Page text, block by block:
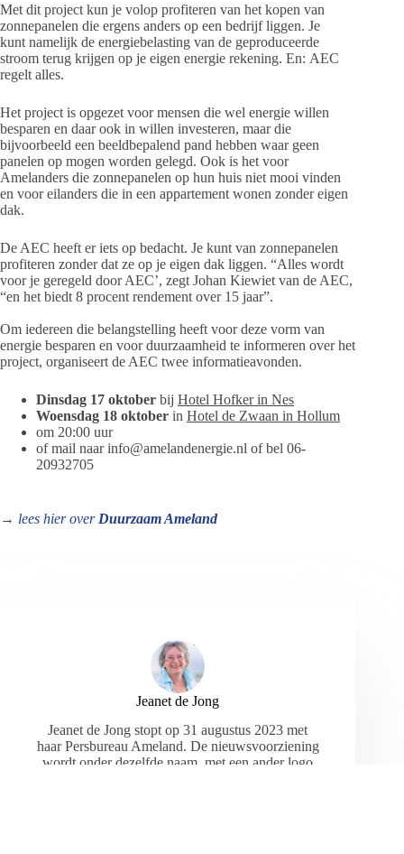
Met dit project kun je volop profiteren van het kopen van
zonnepanelen die ergens anders op een bedrijf liggen. Je
kunt namelijk de energiebelasting van de geproduceerde
stroom terug krijgen op je eigen energie rekening. En: AEC
regelt alles.
Het project is opgezet voor mensen die wel energie willen
besparen en daar ook in willen investeren, maar die
bijvoorbeeld een beeldbepalend pand hebben waar geen
panelen op mogen worden gelegd. Ook is het voor
Amelanders die zonnepanelen op hun huis niet mooi vinden
en voor eilanders die in een appartement wonen zonder eigen
dak.
De AEC heeft er iets op bedacht. Je kunt van zonnepanelen
profiteren zonder dat ze op je eigen dak liggen. “Alles wordt
voor je geregeld door AEC’, zegt Johan Kiewiet van de AEC,
“en het biedt 8 procent rendement over 15 jaar”.
Om iedereen die belangstelling heeft voor deze vorm van
energie besparen en voor duurzaamheid te informeren over het
project, organiseert de AEC twee informatieavonden.
Dinsdag 17 oktober bij Hotel Hofker in Nes
Woensdag 18 oktober in Hotel de Zwaan in Hollum
om 20:00 uur
of mail naar info@amelandenergie.nl of bel 06-
20932705
→ lees hier over Duurzaam Ameland
Jeanet de Jong
Jeanet de Jong stopt op 31 augustus 2023 met
haar Persbureau Ameland. De nieuwsvoorziening
wordt onder dezelfde naam, met een ander logo